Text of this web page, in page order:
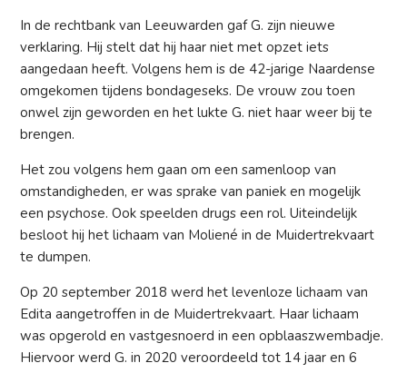
In de rechtbank van Leeuwarden gaf G. zijn nieuwe
verklaring. Hij stelt dat hij haar niet met opzet iets
aangedaan heeft. Volgens hem is de 42-jarige Naardense
omgekomen tijdens bondageseks. De vrouw zou toen
onwel zijn geworden en het lukte G. niet haar weer bij te
brengen.
Het zou volgens hem gaan om een samenloop van
omstandigheden, er was sprake van paniek en mogelijk
een psychose. Ook speelden drugs een rol. Uiteindelijk
besloot hij het lichaam van Moliené in de Muidertrekvaart
te dumpen.
Op 20 september 2018 werd het levenloze lichaam van
Edita aangetroffen in de Muidertrekvaart. Haar lichaam
was opgerold en vastgesnoerd in een opblaaszwembadje.
Hiervoor werd G. in 2020 veroordeeld tot 14 jaar en 6